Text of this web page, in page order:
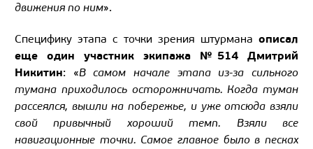
движения по ним».
Специфику этапа с точки зрения штурмана описал
еще один участник экипажа №514 Дмитрий
Никитин: «В самом начале этапа из-за сильного
тумана приходилось осторожничать. Когда туман
рассеялся, вышли на побережье, и уже отсюда взяли
свой привычный хороший темп. Взяли все
навигационные точки. Самое главное было в песках